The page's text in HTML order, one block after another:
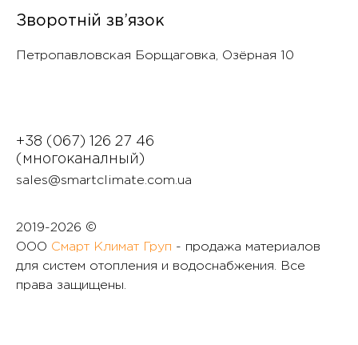
Зворотній зв’язок
Петропавловская Борщаговка, Озëрная 10
+38 (067) 126 27 46
(многоканалный)
sales@smartclimate.com.ua
2019-2026 ©
ООО Смарт Климат Груп - продажа материалов
для систем отопления и водоснабжения. Все
права защищены.